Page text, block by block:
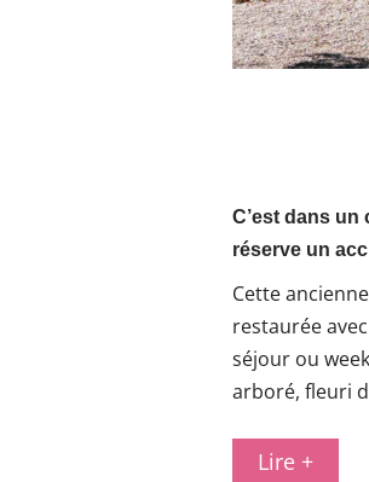
C’est dans
réserve un
Cette
restaurée
séjour ou
arboré, fleuri
Lire +